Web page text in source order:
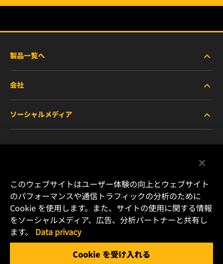
製品一覧へ
商用車および建機・農機・産業用途車両
乗用車および小型トラック
特殊用途向けフィルター
会社
WIXについて
リソース
キャリア
データプライバシー
リーガルノーティス
ソーシャルメディア
Instagram
YouTube
横浜市港北区新横浜2-15-10 YS新横浜ビル2F
Email: info.jp@mann-hummel.com
このウェブサイトはユーザー体験の向上とウェブサイト
のパフォーマンスや通信トラフィックの分析のために
Cookie を使用します。また、サイトの使用に関する情報
をソーシャルメディア、広告、分析パートナーと共有し
ます。
Data privacy
Cookie を受け入れる